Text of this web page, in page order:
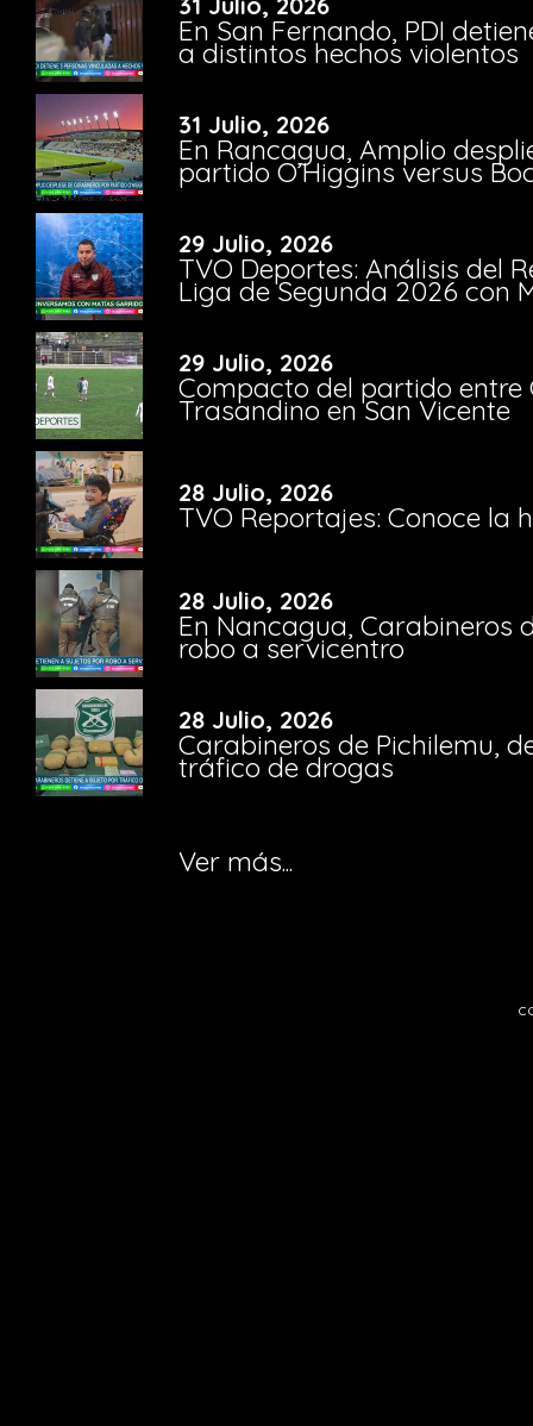
En San Fernando, PDI
a distintos hechos violentos
31 Julio, 2026
En Rancagua, Amplio
partido O’Higgins versus
29 Julio, 2026
TVO Deportes: Análisis del
Liga de Segunda 2026 con
29 Julio, 2026
Compacto del partido entre
Trasandino en San Vicente
28 Julio, 2026
TVO Reportajes: Conoce la
28 Julio, 2026
En Nancagua, Carabineros
robo a servicentro
28 Julio, 2026
Carabineros de Pichilemu,
tráfico de drogas
Ver más...